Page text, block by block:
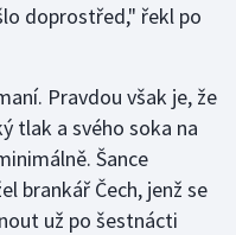
doprostřed," řekl po
Pravdou však je, že
tlak a svého soka na
Šance
brankář Čech, jenž se
už po šestnácti